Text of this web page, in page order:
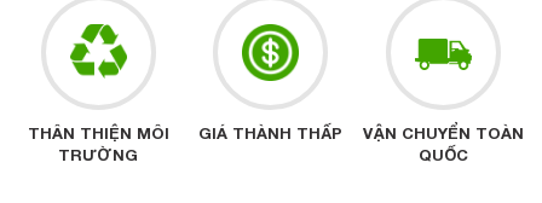
THÂN THIỆN MÔI
TRƯỜNG
GIÁ THÀNH THẤP
VẬN CHUYỂN TOÀN
QUỐC